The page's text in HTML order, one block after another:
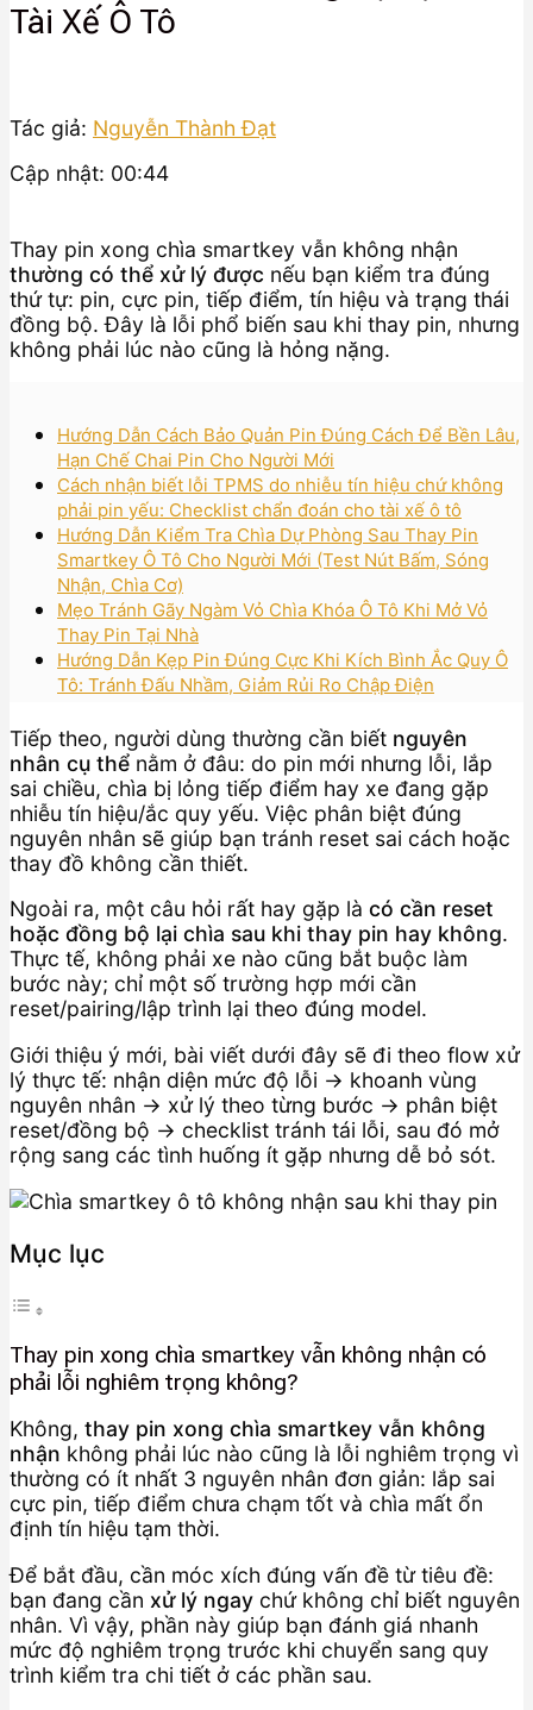
Tài Xế Ô Tô
Tác giả: Nguyễn Thành Đạt
Cập nhật: 00:44
Thay pin xong chìa smartkey vẫn không nhận
thường có thể xử lý được nếu bạn kiểm tra đúng
thứ tự: pin, cực pin, tiếp điểm, tín hiệu và trạng thái
đồng bộ. Đây là lỗi phổ biến sau khi thay pin, nhưng
không phải lúc nào cũng là hỏng nặng.
Hướng Dẫn Cách Bảo Quản Pin Đúng Cách Để Bền Lâu,
Hạn Chế Chai Pin Cho Người Mới
Cách nhận biết lỗi TPMS do nhiễu tín hiệu chứ không
phải pin yếu: Checklist chẩn đoán cho tài xế ô tô
Hướng Dẫn Kiểm Tra Chìa Dự Phòng Sau Thay Pin
Smartkey Ô Tô Cho Người Mới (Test Nút Bấm, Sóng
Nhận, Chìa Cơ)
Mẹo Tránh Gãy Ngàm Vỏ Chìa Khóa Ô Tô Khi Mở Vỏ
Thay Pin Tại Nhà
Hướng Dẫn Kẹp Pin Đúng Cực Khi Kích Bình Ắc Quy Ô
Tô: Tránh Đấu Nhầm, Giảm Rủi Ro Chập Điện
Tiếp theo, người dùng thường cần biết nguyên
nhân cụ thể nằm ở đâu: do pin mới nhưng lỗi, lắp
sai chiều, chìa bị lỏng tiếp điểm hay xe đang gặp
nhiễu tín hiệu/ắc quy yếu. Việc phân biệt đúng
nguyên nhân sẽ giúp bạn tránh reset sai cách hoặc
thay đồ không cần thiết.
Ngoài ra, một câu hỏi rất hay gặp là có cần reset
hoặc đồng bộ lại chìa sau khi thay pin hay không.
Thực tế, không phải xe nào cũng bắt buộc làm
bước này; chỉ một số trường hợp mới cần
reset/pairing/lập trình lại theo đúng model.
Giới thiệu ý mới, bài viết dưới đây sẽ đi theo flow xử
lý thực tế: nhận diện mức độ lỗi → khoanh vùng
nguyên nhân → xử lý theo từng bước → phân biệt
reset/đồng bộ → checklist tránh tái lỗi, sau đó mở
rộng sang các tình huống ít gặp nhưng dễ bỏ sót.
Mục lục
Thay pin xong chìa smartkey vẫn không nhận có
phải lỗi nghiêm trọng không?
Không, thay pin xong chìa smartkey vẫn không
nhận không phải lúc nào cũng là lỗi nghiêm trọng vì
thường có ít nhất 3 nguyên nhân đơn giản: lắp sai
cực pin, tiếp điểm chưa chạm tốt và chìa mất ổn
định tín hiệu tạm thời.
Để bắt đầu, cần móc xích đúng vấn đề từ tiêu đề:
bạn đang cần xử lý ngay chứ không chỉ biết nguyên
nhân. Vì vậy, phần này giúp bạn đánh giá nhanh
mức độ nghiêm trọng trước khi chuyển sang quy
trình kiểm tra chi tiết ở các phần sau.